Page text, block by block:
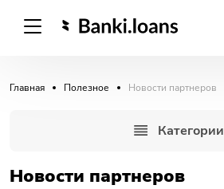
Главная Полезное Новости партнеров
Категории
Новости партнеров